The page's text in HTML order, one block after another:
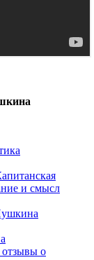
и смысл
отзывы о